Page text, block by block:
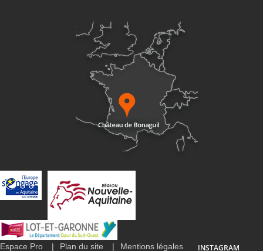
Espace Pro Plan du site Mentions légales INSTAGRAM